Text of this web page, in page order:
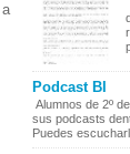
Podcast BI
Alumnos de 2º
sus podcasts
Puedes